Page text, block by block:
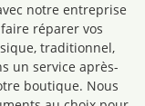
notre entreprise
réparer vos
traditionnel,
un service après-
boutique. Nous